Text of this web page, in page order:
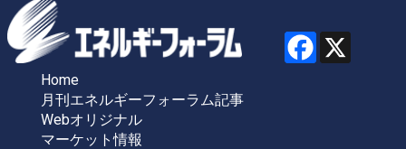
Home
月刊エネルギーフォーラム記事
Webオリジナル
マーケット情報